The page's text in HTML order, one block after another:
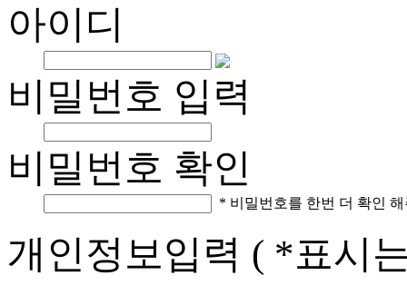
아이디
비밀번호 입력
비밀번호 확인
* 비밀번호를 한번 더 확인
개인정보입력 ( *표시